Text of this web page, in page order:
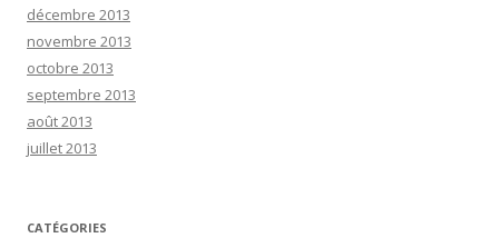
décembre 2013
novembre 2013
octobre 2013
septembre 2013
août 2013
juillet 2013
CATÉGORIES